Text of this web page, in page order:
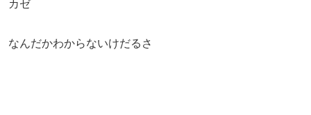
カゼ
なんだかわからないけだるさ